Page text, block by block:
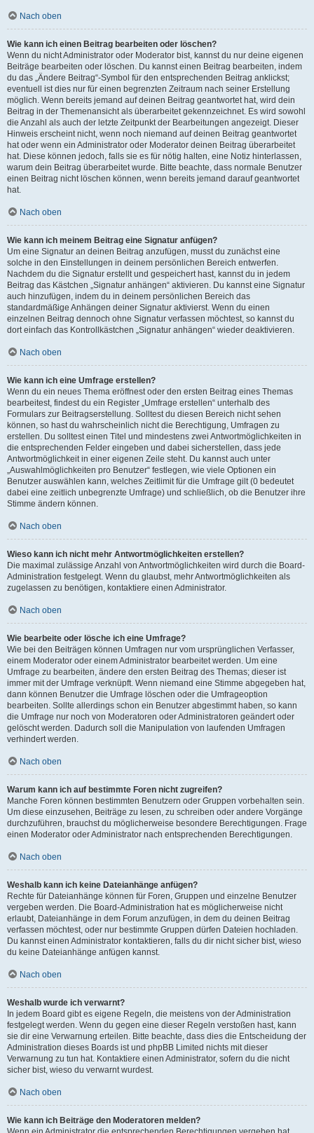
Nach oben
Wie kann ich einen Beitrag bearbeiten oder löschen?
Wenn du nicht Administrator oder Moderator bist, kannst du nur deine eigenen
Beiträge bearbeiten oder löschen. Du kannst einen Beitrag bearbeiten, indem
du das „Ändere Beitrag“-Symbol für den entsprechenden Beitrag anklickst;
eventuell ist dies nur für einen begrenzten Zeitraum nach seiner Erstellung
möglich. Wenn bereits jemand auf deinen Beitrag geantwortet hat, wird dein
Beitrag in der Themenansicht als überarbeitet gekennzeichnet. Es wird sowohl
die Anzahl als auch der letzte Zeitpunkt der Bearbeitungen angezeigt. Dieser
Hinweis erscheint nicht, wenn noch niemand auf deinen Beitrag geantwortet
hat oder wenn ein Administrator oder Moderator deinen Beitrag überarbeitet
hat. Diese können jedoch, falls sie es für nötig halten, eine Notiz hinterlassen,
warum dein Beitrag überarbeitet wurde. Bitte beachte, dass normale Benutzer
einen Beitrag nicht löschen können, wenn bereits jemand darauf geantwortet
hat.
Nach oben
Wie kann ich meinem Beitrag eine Signatur anfügen?
Um eine Signatur an deinen Beitrag anzufügen, musst du zunächst eine
solche in den Einstellungen in deinem persönlichen Bereich entwerfen.
Nachdem du die Signatur erstellt und gespeichert hast, kannst du in jedem
Beitrag das Kästchen „Signatur anhängen“ aktivieren. Du kannst eine Signatur
auch hinzufügen, indem du in deinem persönlichen Bereich das
standardmäßige Anhängen deiner Signatur aktivierst. Wenn du einen
einzelnen Beitrag dennoch ohne Signatur verfassen möchtest, so kannst du
dort einfach das Kontrollkästchen „Signatur anhängen“ wieder deaktivieren.
Nach oben
Wie kann ich eine Umfrage erstellen?
Wenn du ein neues Thema eröffnest oder den ersten Beitrag eines Themas
bearbeitest, findest du ein Register „Umfrage erstellen“ unterhalb des
Formulars zur Beitragserstellung. Solltest du diesen Bereich nicht sehen
können, so hast du wahrscheinlich nicht die Berechtigung, Umfragen zu
erstellen. Du solltest einen Titel und mindestens zwei Antwortmöglichkeiten in
die entsprechenden Felder eingeben und dabei sicherstellen, dass jede
Antwortmöglichkeit in einer eigenen Zeile steht. Du kannst auch unter
„Auswahlmöglichkeiten pro Benutzer“ festlegen, wie viele Optionen ein
Benutzer auswählen kann, welches Zeitlimit für die Umfrage gilt (0 bedeutet
dabei eine zeitlich unbegrenzte Umfrage) und schließlich, ob die Benutzer ihre
Stimme ändern können.
Nach oben
Wieso kann ich nicht mehr Antwortmöglichkeiten erstellen?
Die maximal zulässige Anzahl von Antwortmöglichkeiten wird durch die Board-
Administration festgelegt. Wenn du glaubst, mehr Antwortmöglichkeiten als
zugelassen zu benötigen, kontaktiere einen Administrator.
Nach oben
Wie bearbeite oder lösche ich eine Umfrage?
Wie bei den Beiträgen können Umfragen nur vom ursprünglichen Verfasser,
einem Moderator oder einem Administrator bearbeitet werden. Um eine
Umfrage zu bearbeiten, ändere den ersten Beitrag des Themas; dieser ist
immer mit der Umfrage verknüpft. Wenn niemand eine Stimme abgegeben hat,
dann können Benutzer die Umfrage löschen oder die Umfrageoption
bearbeiten. Sollte allerdings schon ein Benutzer abgestimmt haben, so kann
die Umfrage nur noch von Moderatoren oder Administratoren geändert oder
gelöscht werden. Dadurch soll die Manipulation von laufenden Umfragen
verhindert werden.
Nach oben
Warum kann ich auf bestimmte Foren nicht zugreifen?
Manche Foren können bestimmten Benutzern oder Gruppen vorbehalten sein.
Um diese einzusehen, Beiträge zu lesen, zu schreiben oder andere Vorgänge
durchzuführen, brauchst du möglicherweise besondere Berechtigungen. Frage
einen Moderator oder Administrator nach entsprechenden Berechtigungen.
Nach oben
Weshalb kann ich keine Dateianhänge anfügen?
Rechte für Dateianhänge können für Foren, Gruppen und einzelne Benutzer
vergeben werden. Die Board-Administration hat es möglicherweise nicht
erlaubt, Dateianhänge in dem Forum anzufügen, in dem du deinen Beitrag
verfassen möchtest, oder nur bestimmte Gruppen dürfen Dateien hochladen.
Du kannst einen Administrator kontaktieren, falls du dir nicht sicher bist, wieso
du keine Dateianhänge anfügen kannst.
Nach oben
Weshalb wurde ich verwarnt?
In jedem Board gibt es eigene Regeln, die meistens von der Administration
festgelegt werden. Wenn du gegen eine dieser Regeln verstoßen hast, kann
sie dir eine Verwarnung erteilen. Bitte beachte, dass dies die Entscheidung der
Administration dieses Boards ist und phpBB Limited nichts mit dieser
Verwarnung zu tun hat. Kontaktiere einen Administrator, sofern du die nicht
sicher bist, wieso du verwarnt wurdest.
Nach oben
Wie kann ich Beiträge den Moderatoren melden?